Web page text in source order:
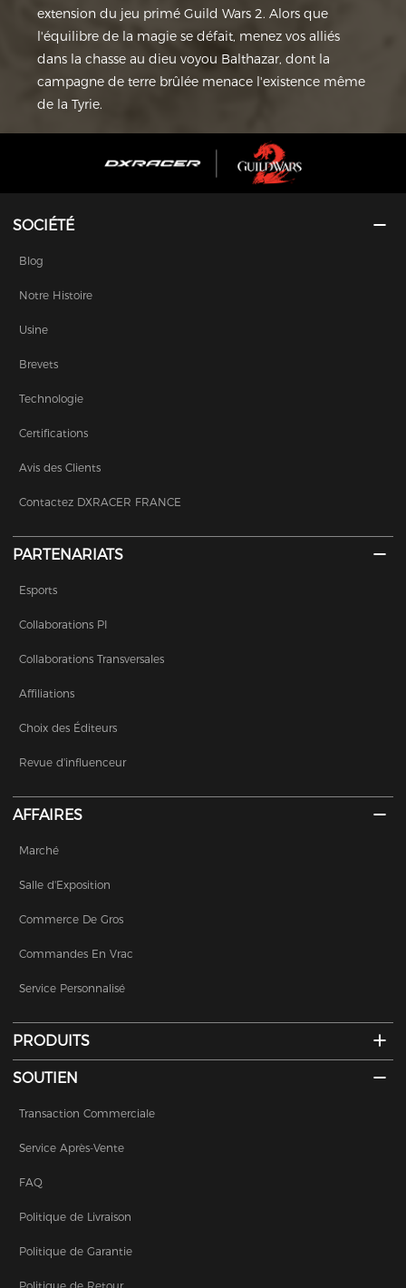
extension du jeu primé Guild Wars 2. Alors que
l'équilibre de la magie se défait, menez vos alliés
dans la chasse au dieu voyou Balthazar, dont la
campagne de terre brûlée menace l'existence même
de la Tyrie.
SOCIÉTÉ
Blog
Notre Histoire
Usine
Brevets
Technologie
Certifications
Avis des Clients
Contactez DXRACER FRANCE
PARTENARIATS
Esports
Collaborations PI
Collaborations Transversales
Affiliations
Choix des Éditeurs
Revue d'influenceur
AFFAIRES
Marché
Salle d'Exposition
Commerce De Gros
Commandes En Vrac
Service Personnalisé
PRODUITS
SOUTIEN
Transaction Commerciale
Service Après-Vente
FAQ
Politique de Livraison
Politique de Garantie